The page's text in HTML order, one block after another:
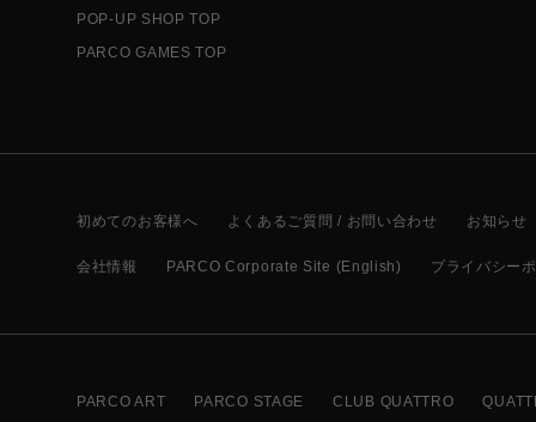
POP-UP SHOP TOP
PARCO GAMES TOP
初めてのお客様へ よくあるご質問 / お問い合わせ お知らせ
会社情報 PARCO Corporate Site (English) プライバシー
PARCO ART PARCO STAGE CLUB QUATTRO